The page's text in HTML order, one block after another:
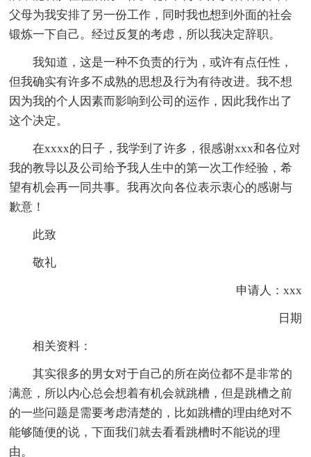
父母为我安排了另一份工作，同时我也想到外面的社会
锻炼一下自己。经过反复的考虑，所以我决定辞职。
我知道，这是一种不负责的行为，或许有点任性，
但我确实有许多不成熟的思想及行为有待改进。我不想
因为我的个人因素而影响到公司的运作，因此我作出了
这个决定。
在xxxx的日子，我学到了许多，很感谢xxx和各位对
我的教导以及公司给予我人生中的第一次工作经验，希
望有机会再一同共事。我再次向各位表示衷心的感谢与
歉意！
此致
敬礼
申请人：xxx
日期
相关资料：
其实很多的男女对于自己的所在岗位都不是非常的
满意，所以内心总会想着有机会就跳槽，但是跳槽之前
的一些问题是需要考虑清楚的，比如跳槽的理由绝对不
能够随便的说，下面我们就去看看跳槽时不能说的理
由。